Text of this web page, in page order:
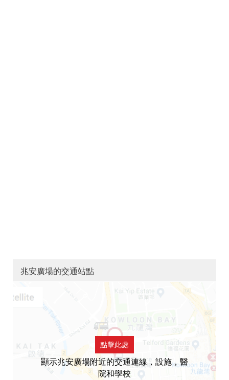
兆安廣場的交通站點
點擊此處
顯示兆安廣場附近的交通連線，設施，醫
院和學校